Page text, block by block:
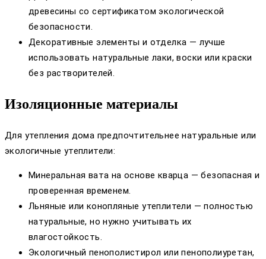
древесины со сертификатом экологической
безопасности.
Декоративные элементы и отделка — лучше
использовать натуральные лаки, воски или краски
без растворителей.
Изоляционные материалы
Для утепления дома предпочтительнее натуральные или
экологичные утеплители:
Минеральная вата на основе кварца — безопасная и
проверенная временем.
Льняные или конопляные утеплители — полностью
натуральные, но нужно учитывать их
влагостойкость.
Экологичный пенополистирол или пенополиуретан,